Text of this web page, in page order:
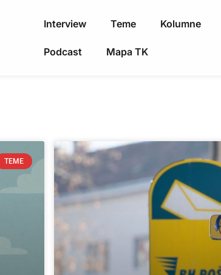
Interview Teme Kolumne
Podcast Mapa TK
TEME